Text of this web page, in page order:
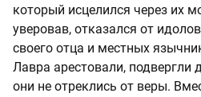
который исцелился через их
уверовав, отказался от
своего отца и местных
Лавра арестовали,
они не отреклись от веры.